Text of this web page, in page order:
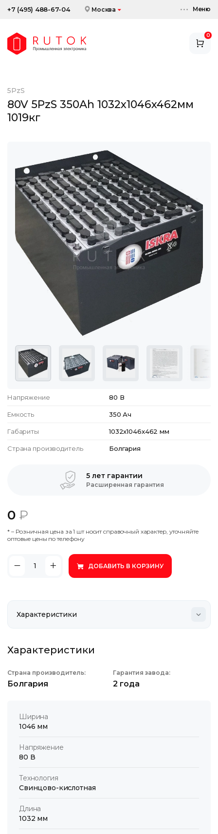
+7 (495) 488-67-04 Москва Меню
0
АККУМУЛЯТОРЫ
СКИДКИ И АКЦИИ
5PzS
80V 5PzS 350Ah 1032x1046x462мм
1019кг
Напряжение 80 В
Емкость 350 Ач
Габариты 1032x1046x462 мм
Страна производитель Болгария
5 лет гарантии
Расширенная гарантия
0 ₽
* – Poзничнaя цeнa зa 1 шт нocит cпpaвoчный xapaктep, утoчняйтe
oптoвыe цeны пo тeлeфoну
ДОБАВИТЬ В КОРЗИНУ
Характеристики
Страна производитель:
Болгария
Гарантия завода:
2 года
Ширина
1046 мм
Напряжение
80 В
Технология
Свинцово-кислотная
Длина
1032 мм